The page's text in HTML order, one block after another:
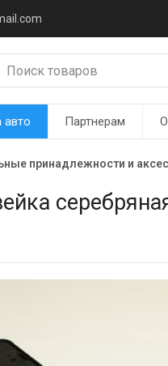
авто Партнерам
принадлежности и